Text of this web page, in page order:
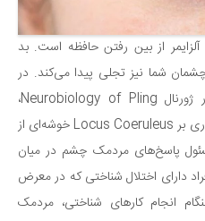
از بین رفتن حافظه است. بد
شما نیز تجلی پیدا می‌کند. در
مطالعه سال 2019 منتشر شده در ژورنال Neurobiology of Pling،
محققان خاطرنشان کردند که این بیماری بر Locus Coeruleus خوشه‌ای از
پاسخ‌های مردمک چشم در میان
دارای اختلال شناختی که در معرض
انجام کارهای شناختی، مردمک